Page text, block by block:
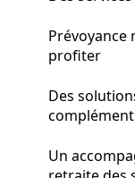
profiter
Des
Un